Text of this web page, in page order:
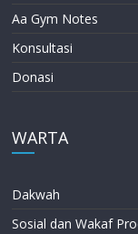
Aa Gym Notes
Konsultasi
Donasi
WARTA
Dakwah
Sosial dan Wakaf